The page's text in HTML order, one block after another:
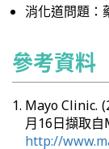
消化道問題：
參考資料
Mayo Clinic.
月16日擷取
http://